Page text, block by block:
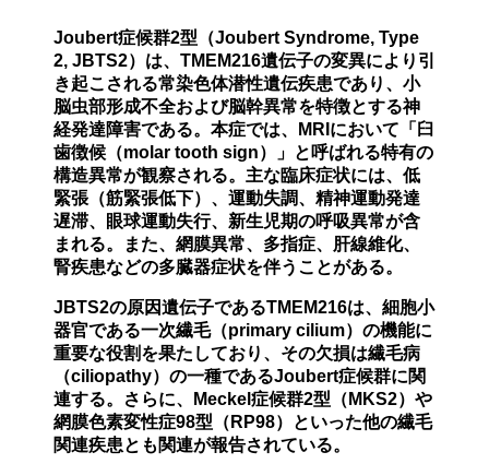
Joubert症候群2型（Joubert Syndrome, Type
2, JBTS2）は、 TMEM216遺伝子の変異により引
き起こされる常染色体潜性遺伝疾患であり、 小
脳虫部形成不全および脳幹異常を特徴とする神
経発達障害である。本症では、MRIにおいて「 臼
歯徴候（molar tooth sign）
」と呼ばれる特有の
構造異常が観察される。主な臨床症状には、 低
緊張（筋緊張低下）、運動失調、精神運動発達
遅滞、眼球運動失行、新生児期の呼吸異常が含
まれる。また、網膜異常、多指症、肝線維化、
腎疾患などの多臓器症状を伴うことがある。
JBTS2の原因遺伝子であるTMEM216は、細胞小
器官である一次繊毛（primary cilium） の機能に
重要な役割を果たしており、その欠損は繊毛病
（ciliopathy）の一種であるJoubert症候群に関
連する。さらに、Meckel症候群2型（MKS2） や
網膜色素変性症98型（RP98）といった他の繊毛
関連疾患とも関連が報告されている。